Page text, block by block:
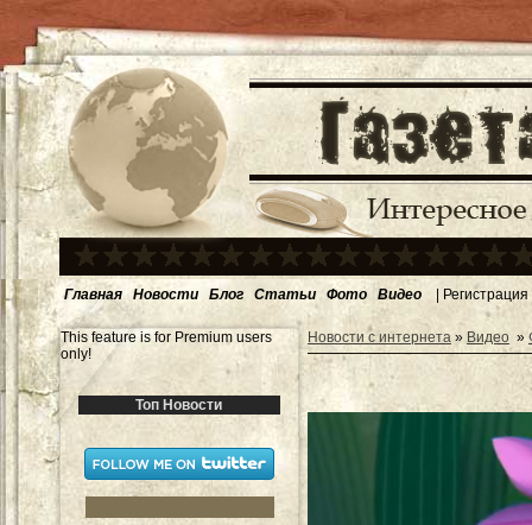
Главная Новости Блог Статьи Фото Видео | Регистрация
This feature is for Premium users
only!
Топ Новости
Новости с интернета » Видео »